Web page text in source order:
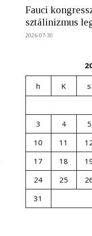
Fauci
sztálinizmus
2026-07-30
h K s
3
4 5
10
11
17
18
24
25
31